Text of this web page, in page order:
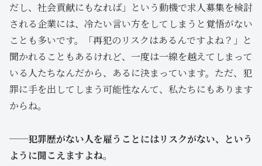
だし、社会貢献にもなれば」という動機で求人募集を検討
される企業には、冷たい言い方をしてしまうと覚悟がない
ことも多いです。「再犯のリスクはあるんですよね？」と
聞かれることもあるけれど、一度は一線を越えてしまって
いる人たちなんだから、あるに決まっています。ただ、犯
罪に手を出してしまう可能性なんて、私たちにもあります
からね。
──犯罪歴がない人を雇うことにはリスクがない、という
ように聞こえますよね。